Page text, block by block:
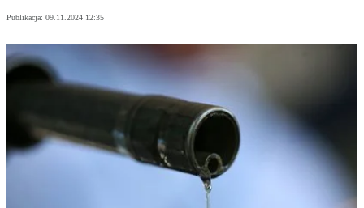
Publikacja: 09.11.2024 12:35